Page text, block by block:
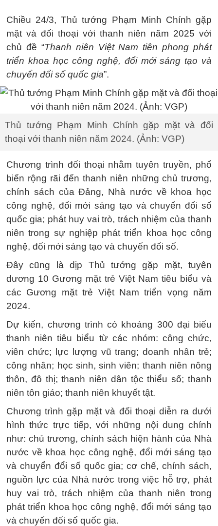
Chiều 24/3, Thủ tướng Phạm Minh Chính gặp
mặt và đối thoại với thanh niên năm 2025 với
chủ đề “Thanh niên Việt Nam tiên phong phát
triển khoa học công nghệ, đổi mới sáng tạo và
chuyển đổi số quốc gia”.
Thủ tướng Phạm Minh Chính gặp mặt và đối
thoại với thanh niên năm 2024. (Ảnh: VGP)
Chương trình đối thoại nhằm tuyên truyền, phổ
biến rộng rãi đến thanh niên những chủ trương,
chính sách của Đảng, Nhà nước về khoa học
công nghệ, đổi mới sáng tạo và chuyển đổi số
quốc gia; phát huy vai trò, trách nhiệm của thanh
niên trong sự nghiệp phát triển khoa học công
nghệ, đổi mới sáng tạo và chuyển đổi số.
Đây cũng là dịp Thủ tướng gặp mặt, tuyên
dương 10 Gương mặt trẻ Việt Nam tiêu biểu và
các Gương mặt trẻ Việt Nam triển vọng năm
2024.
Dự kiến, chương trình có khoảng 300 đại biểu
thanh niên tiêu biểu từ các nhóm: công chức,
viên chức; lực lượng vũ trang; doanh nhân trẻ;
công nhân; học sinh, sinh viên; thanh niên nông
thôn, đô thị; thanh niên dân tộc thiểu số; thanh
niên tôn giáo; thanh niên khuyết tật.
Chương trình gặp mặt và đối thoại diễn ra dưới
hình thức trực tiếp, với những nội dung chính
như: chủ trương, chính sách hiện hành của Nhà
nước về khoa học công nghệ, đổi mới sáng tạo
và chuyển đổi số quốc gia; cơ chế, chính sách,
nguồn lực của Nhà nước trong việc hỗ trợ, phát
huy vai trò, trách nhiệm của thanh niên trong
phát triển khoa học công nghệ, đổi mới sáng tạo
và chuyển đổi số quốc gia.